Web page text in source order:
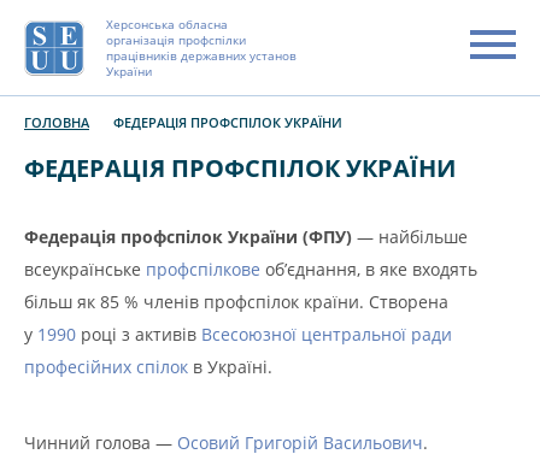
Херсонська обласна
організація профспілки
працівників державних установ
України
ГОЛОВНА ФЕДЕРАЦІЯ ПРОФСПІЛОК УКРАЇНИ
ФЕДЕРАЦІЯ ПРОФСПІЛОК УКРАЇНИ
Федерація профспілок України (ФПУ) — найбільше
всеукраїнське профспілкове об’єднання, в яке входять
більш як 85 % членів профспілок країни. Створена
у 1990 році з активів Всесоюзної центральної ради
професійних спілок в Україні.
Чинний голова — Осовий Григорій Васильович.